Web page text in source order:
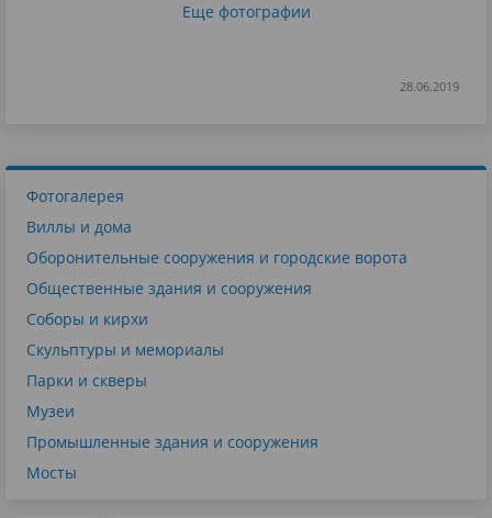
Еще фотографии
28.06.2019
Фотогалерея
Виллы и дома
Оборонительные сооружения и городские ворота
Общественные здания и сооружения
Соборы и кирхи
Скульптуры и мемориалы
Парки и скверы
Музеи
Промышленные здания и сооружения
Мосты